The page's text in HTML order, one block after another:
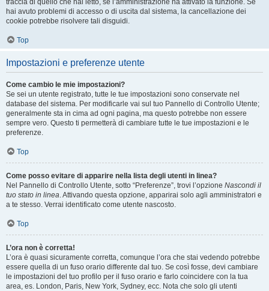
traccia di quello che hai letto, se l’amministrazione ha attivato la funzione. Se
hai avuto problemi di accesso o di uscita dal sistema, la cancellazione dei
cookie potrebbe risolvere tali disguidi.
Top
Impostazioni e preferenze utente
Come cambio le mie impostazioni?
Se sei un utente registrato, tutte le tue impostazioni sono conservate nel
database del sistema. Per modificarle vai sul tuo Pannello di Controllo Utente;
generalmente sta in cima ad ogni pagina, ma questo potrebbe non essere
sempre vero. Questo ti permetterà di cambiare tutte le tue impostazioni e le
preferenze.
Top
Come posso evitare di apparire nella lista degli utenti in linea?
Nel Pannello di Controllo Utente, sotto “Preferenze”, trovi l’opzione Nascondi il
tuo stato in linea. Attivando questa opzione, apparirai solo agli amministratori e
a te stesso. Verrai identificato come utente nascosto.
Top
L’ora non è corretta!
L’ora è quasi sicuramente corretta, comunque l’ora che stai vedendo potrebbe
essere quella di un fuso orario differente dal tuo. Se così fosse, devi cambiare
le impostazioni del tuo profilo per il fuso orario e farlo coincidere con la tua
area, es. London, Paris, New York, Sydney, ecc. Nota che solo gli utenti